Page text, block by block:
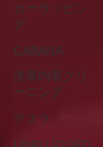
カーラッピン
グ
CABANA
洗車内装クリ
ーニング
テスラ